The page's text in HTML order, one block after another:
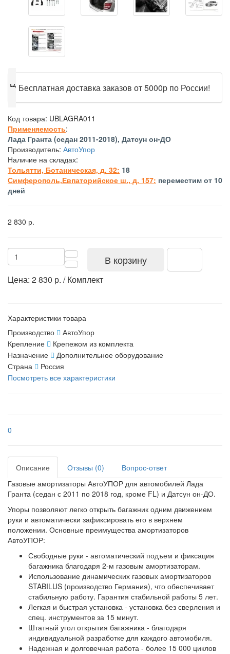
🎁 Бесплатная доставка заказов от 5000р по России!
Код товара: UBLAGRA011
Применяемость:
Лада Гранта (седан 2011-2018), Датсун он-ДО
Производитель: АвтоУпор
Наличие на складах:
Тольятти, Ботаническая, д. 32: 18
Симферополь,Евпаторийское ш., д. 157: переместим от 10
дней
2 830 р.
В корзину
Цена: 2 830 р. / Комплект
Характеристики товара
Производство
АвтоУпор
Крепление
Крепежом из комплекта
Назначение
Дополнительное оборудование
Страна
Россия
Посмотреть все характеристики
0
Описание Отзывы (0)
Вопрос-ответ
Газовые амортизаторы АвтоУПОР для автомобилей Лада
Гранта (седан с 2011 по 2018 год, кроме FL) и Датсун он-ДО.
Упоры позволяют легко открыть багажник одним движением
руки и автоматически зафиксировать его в верхнем
положении. Основные преимущества амортизаторов
АвтоУПОР:
Свободные руки - автоматический подъем и фиксация
багажника благодаря 2-м газовым амортизаторам.
Использование динамических газовых амортизаторов
STABILUS (производство Германия), что обеспечивает
стабильную работу. Гарантия стабильной работы 5 лет.
Легкая и быстрая установка - установка без сверления и
спец. инструментов за 15 минут.
Штатный угол открытия багажника - благодаря
индивидуальной разработке для каждого автомобиля.
Надежная и долговечная работа - более 15 000 циклов